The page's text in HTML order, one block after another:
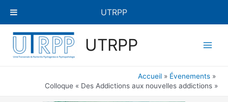
contenu
UTRPP
Accueil
Évenements
Colloque « Des Addictions aux nouvelles addictions »
UTRPP